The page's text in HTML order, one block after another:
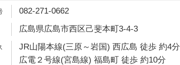
082-271-0662
広島県広島市西区己斐本町3-4-3
JR山陽本線(三原～岩国) 西広島 徒歩 約4分
広電２号線(宮島線) 福島町 徒歩 約10分